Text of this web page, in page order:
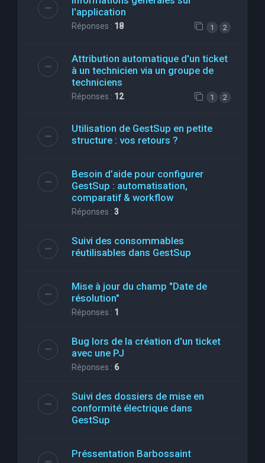
l'application
Réponses : 18 1 2
Attribution automatique d'un ticket
à un technicien via un groupe de
techniciens
Réponses : 12 1 2
Utilisation de GestSup en petite
structure : vos retours ?
Besoin d’aide pour configurer
GestSup : automatisation,
comparatif & workflow
Réponses : 3
Suivi des consommables
réutilisables dans GestSup
Mise à jour du champ "Date de
résolution"
Réponses : 1
Bug lors de la création d'un ticket
avec une PJ
Réponses : 6
Suivi des dossiers de mise en
conformité électrique dans
GestSup
Préssentation Barbossaint